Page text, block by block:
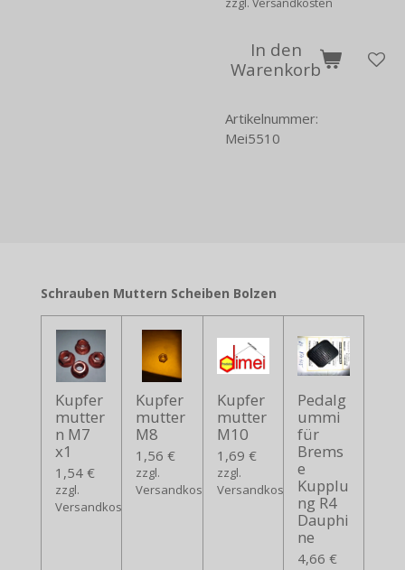
In den
Warenkorb
Artikelnummer:
Mei5510
Schrauben Muttern Scheiben Bolzen
Kupfer
mutter
n M7
x1
1,54 €
zzgl.
Versandkosten
Kupfer
mutter
M8
1,56 €
zzgl.
Versandkosten
Kupfer
mutter
M10
1,69 €
zzgl.
Versandkosten
Pedalg
ummi
für
Brems
e
Kupplu
ng R4
Dauphi
ne
4,66 €